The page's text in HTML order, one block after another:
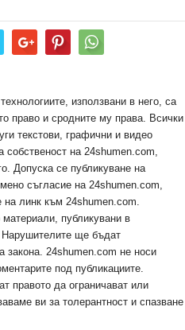
използвани в него, са
право и сродните му права. Всички
текстови, графични и видео
собственост на 24shumen.com,
Допуска се публикуване на
съгласие на 24shumen.com,
на линк към 24shumen.com.
публикувани в
Нарушителите ще бъдат
закона. 24shumen.com не носи
под публикациите.
правото да ограничават или
ви за толерантност и спазване